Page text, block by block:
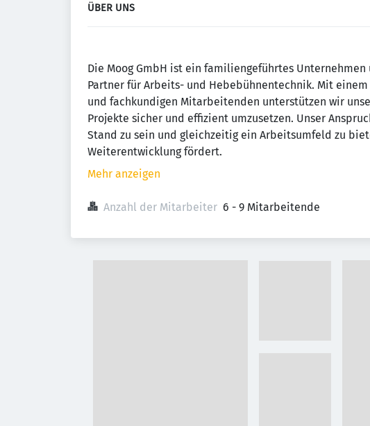
ÜBER UNS
Die Moog GmbH ist ein familiengeführtes
Partner für Arbeits- und Hebebühnentechnik. Mit
und fachkundigen Mitarbeitenden unterstützen wir
Projekte sicher und effizient umzusetzen. Unser
Stand zu sein und gleichzeitig ein Arbeitsumfeld zu
Weiterentwicklung fördert.
Mehr anzeigen
Anzahl der Mitarbeiter 6 - 9 Mitarbeitende